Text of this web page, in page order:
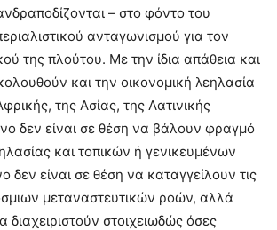
– στο φόντο του
ανταγωνισμού για τον
της πλούτου. Με την ίδια απάθεια και
και την οικονομική λεηλασία
της Ασίας, της Λατινικής
δεν είναι σε θέση να βάλουν φραγμό
και τοπικών ή γενικευμένων
δεν είναι σε θέση να καταγγείλουν τις
μεταναστευτικών ροών, αλλά
διαχειριστούν στοιχειωδώς όσες